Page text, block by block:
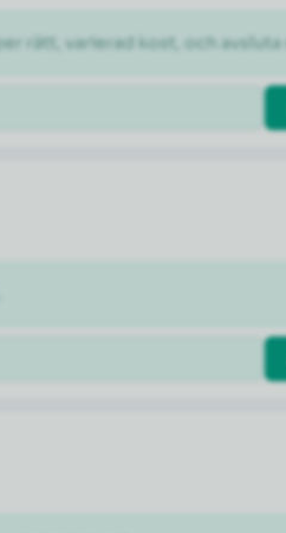
rätt, varierad kost, och